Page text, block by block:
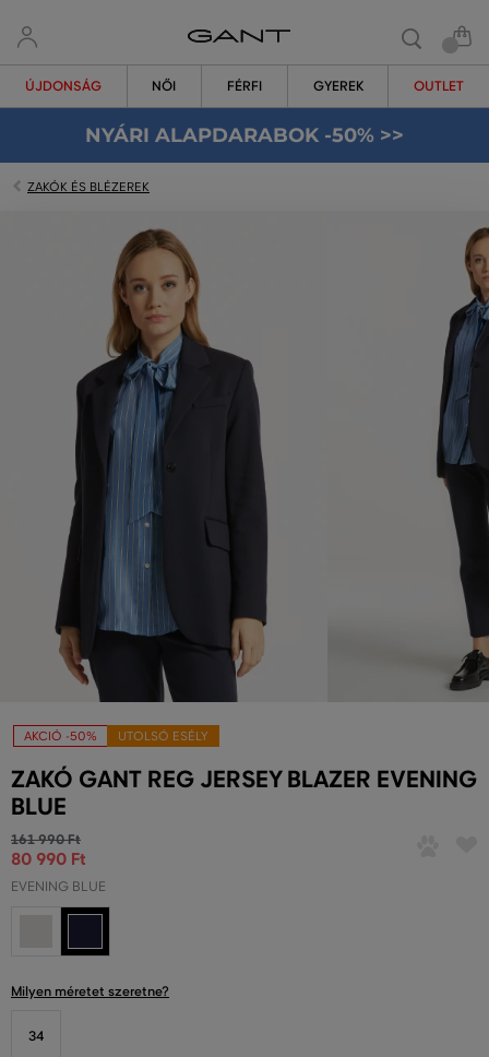
ÚJDONSÁG NŐI FÉRFI GYEREK OUTLET
NYÁRI ALAPDARABOK -50% >>
ZAKÓK ÉS BLÉZEREK
AKCIÓ -50% UTOLSÓ ESÉLY
ZAKÓ GANT REG JERSEY BLAZER EVENING
BLUE
161 990 Ft
80 990 Ft
EVENING BLUE
Milyen méretet szeretne?
34